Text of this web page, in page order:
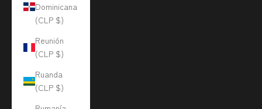
Dominicana
(CLP $)
Reunión
(CLP $)
Ruanda
(CLP $)